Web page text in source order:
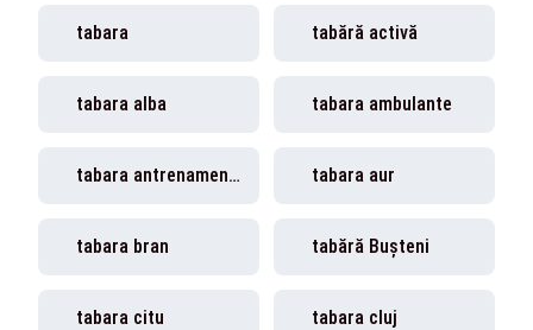
tabara tabără activă
tabara alba tabara ambulante
tabara antrenament isis tabara aur
tabara bran tabără Buşteni
tabara citu tabara cluj